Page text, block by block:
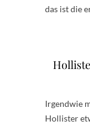
das ist die
Irgendwie
Hollister